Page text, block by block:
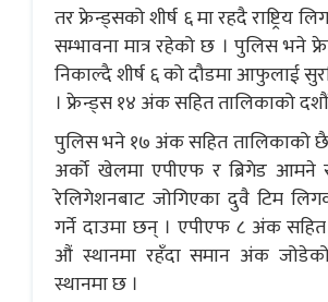
तर फ्रेन्ड्सको शीर्ष ६ मा रहदै राष्ट्रिय
सम्भावना मात्र रहेको छ । पुलिस भने
निकाल्दै शीर्ष ६ को दौडमा आफुलाई
। फ्रेन्ड्स १४ अंक सहित तालिकाको
पुलिस भने १७ अंक सहित तालिकाको
अर्को खेलमा एपीएफ र ब्रिगेड आमने
रेलिगेशनबाट जोगिएका दुवै टिम
गर्ने दाउमा छन् । एपीएफ ८ अंक
औं स्थानमा रहँदा समान अंक
स्थानमा छ ।